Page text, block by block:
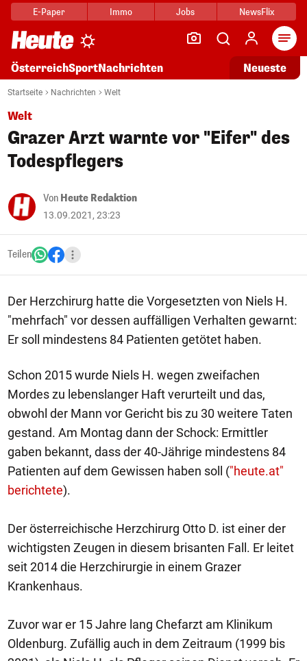
E-Paper Immo Jobs NewsFlix
ÖsterreichSportNachrichten Neueste
Startseite Nachrichten Welt
Welt
Grazer Arzt warnte vor "Eifer" des
Todespflegers
Von Heute Redaktion
13.09.2021, 23:23
Teilen
Der Herzchirurg hatte die Vorgesetzten von Niels H.
"mehrfach" vor dessen auffälligen Verhalten gewarnt:
Er soll mindestens 84 Patienten getötet haben.
Schon 2015 wurde Niels H. wegen zweifachen
Mordes zu lebenslanger Haft verurteilt und das,
obwohl der Mann vor Gericht bis zu 30 weitere Taten
gestand. Am Montag dann der Schock: Ermittler
gaben bekannt, dass der 40-Jährige mindestens 84
Patienten auf dem Gewissen haben soll ("heute.at"
berichtete).
Der österreichische Herzchirurg Otto D. ist einer der
wichtigsten Zeugen in diesem brisanten Fall. Er leitet
seit 2014 die Herzchirurgie in einem Grazer
Krankenhaus.
Zuvor war er 15 Jahre lang Chefarzt am Klinikum
Oldenburg. Zufällig auch in dem Zeitraum (1999 bis